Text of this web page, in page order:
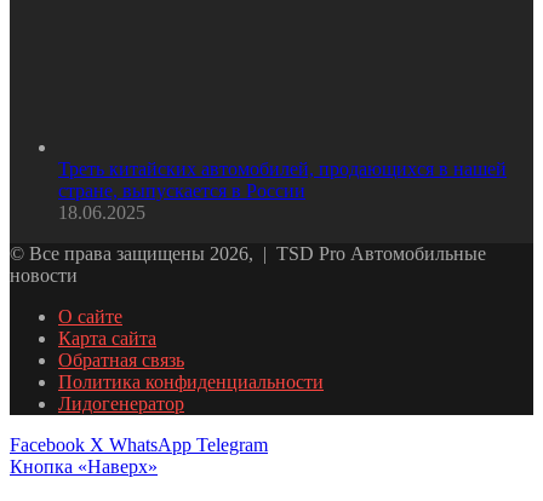
Треть китайских автомобилей, продающихся в нашей
стране, выпускается в России
18.06.2025
© Все права защищены 2026, | TSD Pro Автомобильные
новости
О сайте
Карта сайта
Обратная связь
Политика конфиденциальности
Лидогенератор
Facebook X WhatsApp Telegram
Кнопка «Наверх»